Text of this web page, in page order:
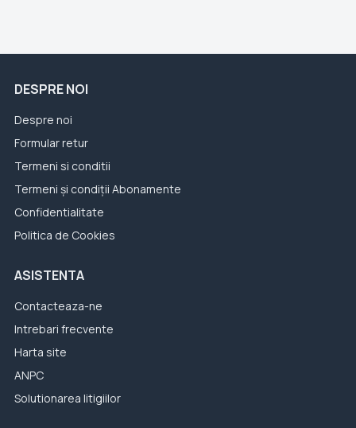
DESPRE NOI
Despre noi
Formular retur
Termeni si conditii
Termeni și condiții Abonamente
Confidentialitate
Politica de Cookies
ASISTENTA
Contacteaza-ne
Intrebari frecvente
Harta site
ANPC
Solutionarea litigiilor